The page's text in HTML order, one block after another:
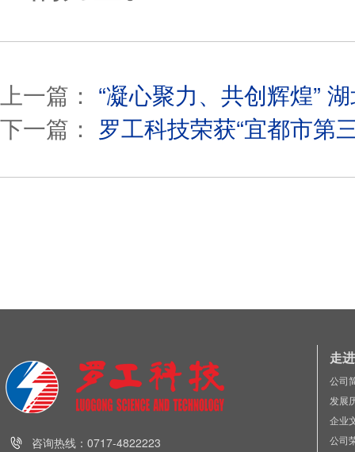
上一篇： “凝心聚力、共创辉煌”
下一篇： 罗工科技荣获“宜都市第
咨询热线：0717-4822223
走
公司
发展
企业
公司